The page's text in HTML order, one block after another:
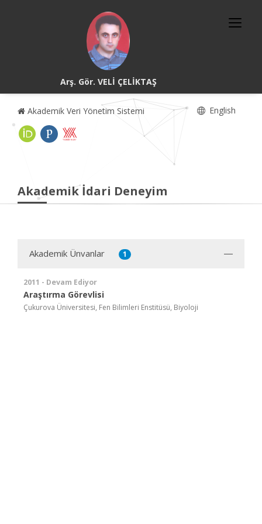
Arş. Gör. VELİ ÇELİKTAŞ
Akademik Veri Yönetim Sistemi English
Akademik İdari Deneyim
Akademik Ünvanlar 1
2011 - Devam Ediyor
Araştırma Görevlisi
Çukurova Üniversitesi, Fen Bilimleri Enstitüsü, Biyoloji